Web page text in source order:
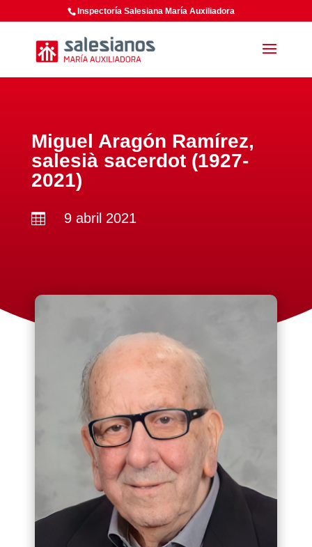
Inspectoría Salesiana María Auxiliadora
Miguel Aragón Ramírez,
salesià sacerdot (1927-
2021)
 9 abril 2021